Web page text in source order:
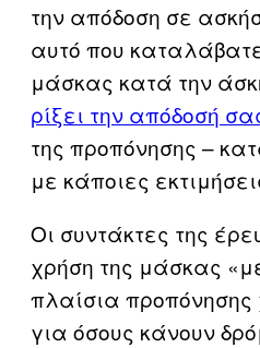
την απόδοση σε
αυτό που
μάσκας κατά την
ρίξει την απόδοσή
της προπόνησης –
με κάποιες
Οι συντάκτες της
χρήση της μάσκας
πλαίσια
για όσους κάνουν